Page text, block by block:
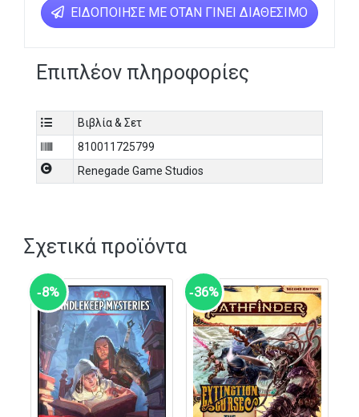
ΕΙΔΟΠΟΊΗΣΕ ΜΕ ΌΤΑΝ ΓΊΝΕΙ ΔΙΑΘΈΣΙΜΟ
Επιπλέον πληροφορίες
Βιβλία & Σετ
810011725799
Renegade Game Studios
Σχετικά προϊόντα
‑8% ‑36%